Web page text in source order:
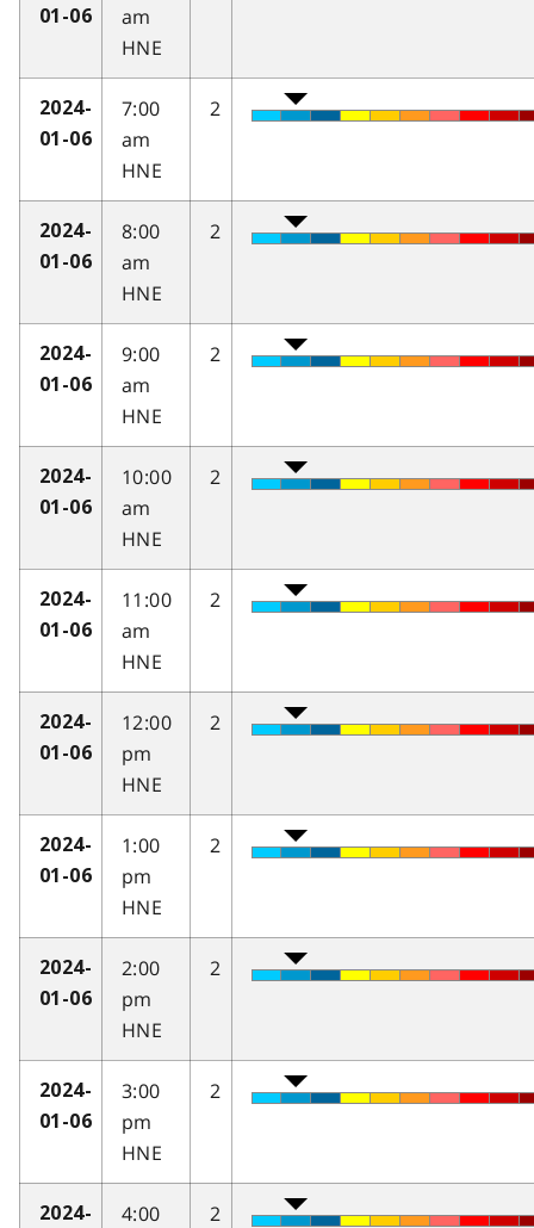
01-06
am
HNE
2024-
01-06
7:00
am
HNE
2
2024-
01-06
8:00
am
HNE
2
2024-
01-06
9:00
am
HNE
2
2024-
01-06
10:00
am
HNE
2
2024-
01-06
11:00
am
HNE
2
2024-
01-06
12:00
pm
HNE
2
2024-
01-06
1:00
pm
HNE
2
2024-
01-06
2:00
pm
HNE
2
2024-
01-06
3:00
pm
HNE
2
2024-
4:00
2